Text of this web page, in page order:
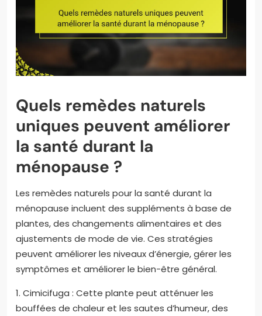
Quels remèdes naturels
uniques peuvent améliorer
la santé durant la
ménopause ?
Les remèdes naturels pour la santé durant la
ménopause incluent des suppléments à base de
plantes, des changements alimentaires et des
ajustements de mode de vie. Ces stratégies
peuvent améliorer les niveaux d’énergie, gérer les
symptômes et améliorer le bien-être général.
1. Cimicifuga : Cette plante peut atténuer les
bouffées de chaleur et les sautes d’humeur, des